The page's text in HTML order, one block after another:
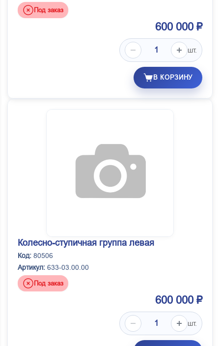
Под заказ
600 000 ₽
шт.
В КОРЗИНУ
Колесно-ступичная группа левая
Код: 80506
Артикул: 633-03.00.00
Под заказ
600 000 ₽
шт.